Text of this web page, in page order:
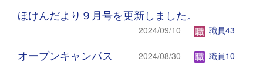
ほけんだより９月号を更新しました。
2024/09/10 職員43
オープンキャンパス 2024/08/30 職員10